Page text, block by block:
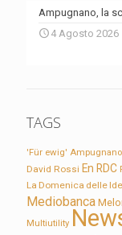
Ampugnano, la
4 Agosto 2026
TAGS
'Für ewig' Ampugnano
David Rossi En RDC
La Domenica delle
Mediobanca
Multiutility